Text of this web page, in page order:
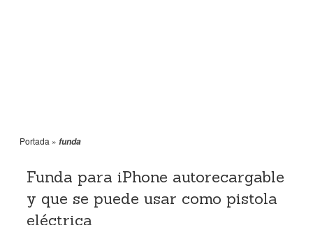
Portada » funda
Funda para iPhone autorecargable
y que se puede usar como pistola
eléctrica